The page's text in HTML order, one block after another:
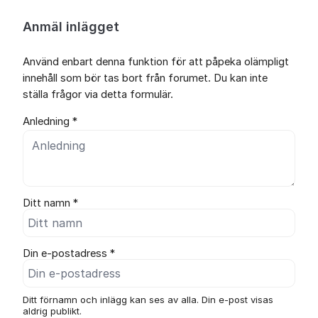
Anmäl inlägget
Använd enbart denna funktion för att påpeka olämpligt
innehåll som bör tas bort från forumet. Du kan inte
ställa frågor via detta formulär.
Anledning *
Ditt namn *
Din e-postadress *
Ditt förnamn och inlägg kan ses av alla. Din e-post visas
aldrig publikt.